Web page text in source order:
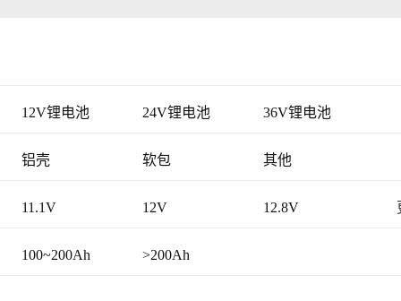
12V锂电池 24V锂电池 36V锂电池
铝壳 软包 其他
11.1V 12V 12.8V
24V 25.6V
100~200Ah >200Ah